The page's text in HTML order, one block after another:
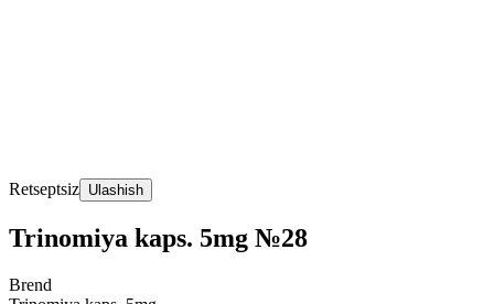
Retseptsiz Ulashish
Trinomiya kaps. 5mg №28
Brend